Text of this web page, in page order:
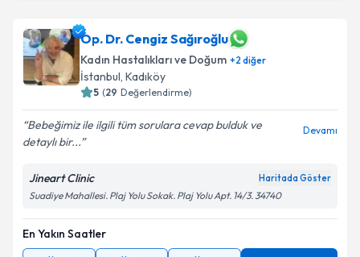
Op. Dr. Cengiz Sağıroğlu
Kadın Hastalıkları ve Doğum +2 diğer
İstanbul, Kadıköy
5 (29 Değerlendirme)
Bebeğimiz ile ilgili tüm sorulara cevap bulduk ve
detaylı bir...
Devamı
Jineart Clinic Haritada Göster
Suadiye Mahallesi. Plaj Yolu Sokak. Plaj Yolu Apt. 14/3. 34740
En Yakın Saatler